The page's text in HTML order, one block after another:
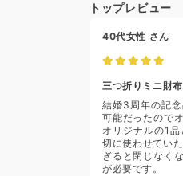
トップレビュー
40代女性 さん
三つ折りミニ財
結婚3周年の記
可能だったので
オリジナルの1
切に使わせてい
ぎると閉じなく
が必要です。